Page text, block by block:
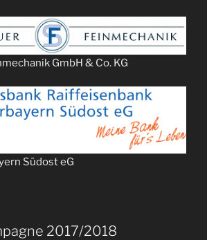
GmbH & Co. KG
Südost eG
2017/2018